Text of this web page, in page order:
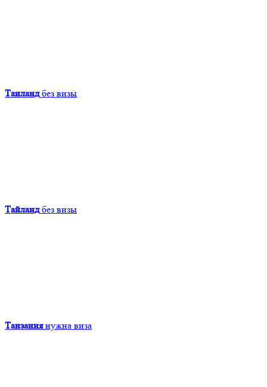
Таиланд без визы
Тайланд без визы
Танзания нужна виза